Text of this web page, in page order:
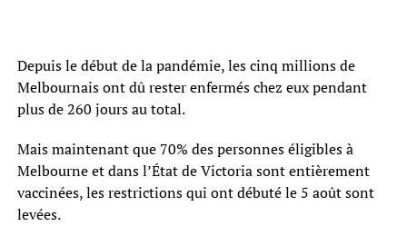
Depuis le début de la pandémie, les cinq millions de
Melbournais ont dû rester enfermés chez eux pendant
plus de 260 jours au total.
Mais maintenant que 70% des personnes éligibles à
Melbourne et dans l’État de Victoria sont entièrement
vaccinées, les restrictions qui ont débuté le 5 août sont
levées.